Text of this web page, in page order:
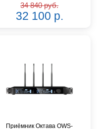
34 840 руб.
32 100 р.
Приёмник Октава OWS-